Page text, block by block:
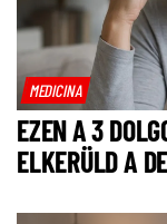
MEDICINA
EZEN A 3
ELKERÜLD A